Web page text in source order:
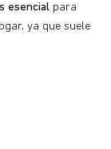
esencial para
ya que suele